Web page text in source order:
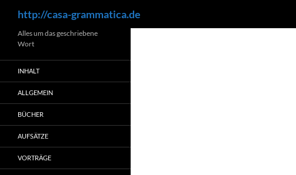
Zum
Inhalt
springen
http://casa-grammatica.de
Alles um das geschriebene
Wort
INHALT
ALLGEMEIN
BÜCHER
AUFSÄTZE
VORTRÄGE